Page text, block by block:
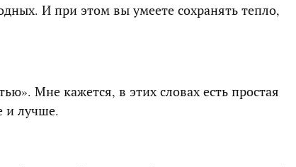
И при этом вы умеете сохранять тепло,
Мне кажется, в этих словах есть простая
и лучше.